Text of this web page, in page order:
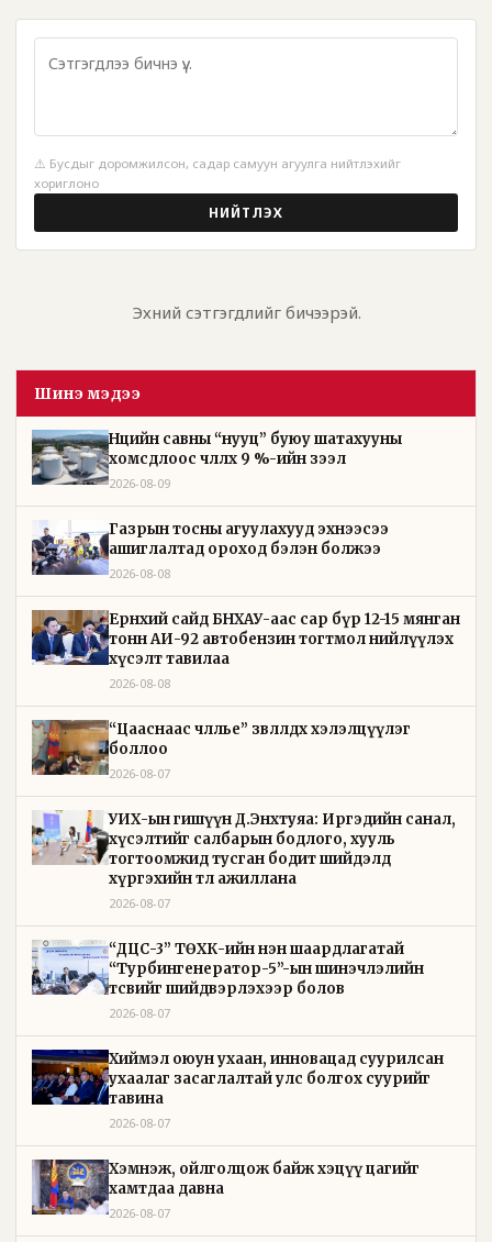
⚠️ Бусдыг доромжилсон, садар самуун агуулга нийтлэхийг
хориглоно
НИЙТЛЭХ
Эхний сэтгэгдлийг бичээрэй.
Шинэ мэдээ
Нөөцийн савны “нууц” буюу шатахууны
хомсдлоос чөлөөлөх 9 %-ийн зээл
2026-08-09
Газрын тосны агуулахууд эхнээсээ
ашиглалтад ороход бэлэн болжээ
2026-08-08
Ерөнхий сайд БНХАУ-аас сар бүр 12-15 мянган
тонн АИ-92 автобензин тогтмол нийлүүлэх
хүсэлт тавилаа
2026-08-08
“Цааснаас чөлөөлье” зөвлөлдөх хэлэлцүүлэг
боллоо
2026-08-07
УИХ-ын гишүүн Д.Энхтуяа: Иргэдийн санал,
хүсэлтийг салбарын бодлого, хууль
тогтоомжид тусган бодит шийдэлд
хүргэхийн төлөө ажиллана
2026-08-07
“ДЦС-3” ТӨХК-ийн нэн шаардлагатай
“Турбингенератор-5”-ын шинэчлэлийн
төсвийг шийдвэрлэхээр болов
2026-08-07
Хиймэл оюун ухаан, инновацад суурилсан
ухаалаг засаглалтай улс болгох суурийг
тавина
2026-08-07
Хэмнэж, ойлголцож байж хэцүү цагийг
хамтдаа давна
2026-08-07